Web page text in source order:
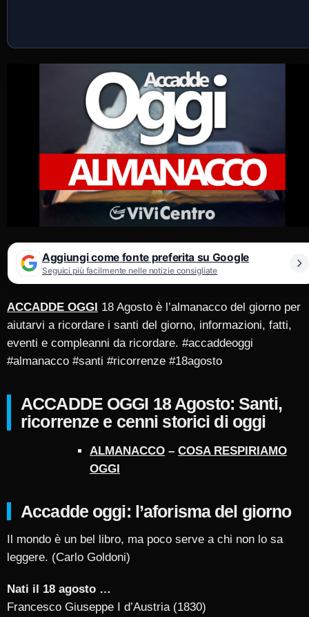
Aggiungi come fonte preferita su Google
Seguici più facilmente nelle notizie consigliate
ACCADDE OGGI 18 Agosto è l’almanacco del giorno per
aiutarvi a ricordare i santi del giorno, informazioni, fatti,
eventi e compleanni da ricordare. #accaddeoggi
#almanacco #santi #ricorrenze #18agosto
ACCADDE OGGI 18 Agosto: Santi,
ricorrenze e cenni storici di oggi
ALMANACCO – COSA RESPIRIAMO
OGGI
Accadde oggi: l’aforisma del giorno
Il mondo è un bel libro, ma poco serve a chi non lo sa
leggere. (Carlo Goldoni)
Nati il 18 agosto …
Francesco Giuseppe I d’Austria (1830)